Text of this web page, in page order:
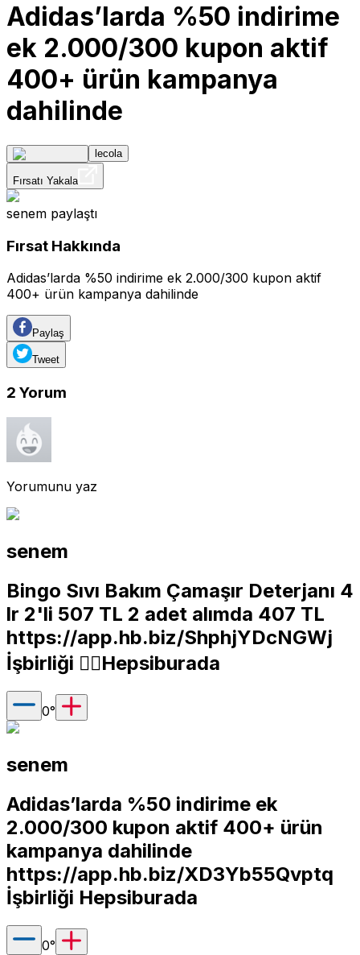
Adidas’larda %50 indirime
ek 2.000/300 kupon aktif
400+ ürün kampanya
dahilinde
lecola
Fırsatı Yakala
senem paylaştı
Fırsat Hakkında
Adidas’larda %50 indirime ek 2.000/300 kupon aktif
400+ ürün kampanya dahilinde
Paylaş
Tweet
2 Yorum
Yorumunu yaz
senem
Bingo Sıvı Bakım Çamaşır Deterjanı 4
lr 2'li 507 TL 2 adet alımda 407 TL
https://app.hb.biz/ShphjYDcNGWj
İşbirliği 🚴‍♀️Hepsiburada
0°
senem
Adidas’larda %50 indirime ek
2.000/300 kupon aktif 400+ ürün
kampanya dahilinde
https://app.hb.biz/XD3Yb55Qvptq
İşbirliği Hepsiburada
0°